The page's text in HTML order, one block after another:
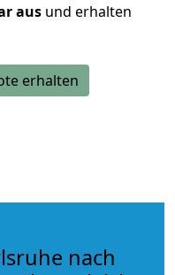
aus und erhalten
erhalten
nach